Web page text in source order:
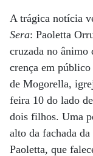
A trágica notícia
Sera: Paoletta
cruzada no ânimo
crença em
de Mogorella,
feira 10 do lado
dois filhos. Uma
alto da fachada
Paoletta, que